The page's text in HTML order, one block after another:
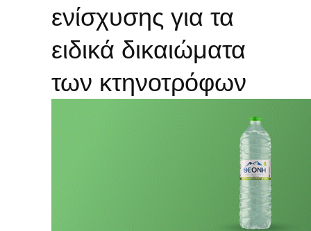
ενίσχυσης για τα
ειδικά δικαιώματα
των κτηνοτρόφων